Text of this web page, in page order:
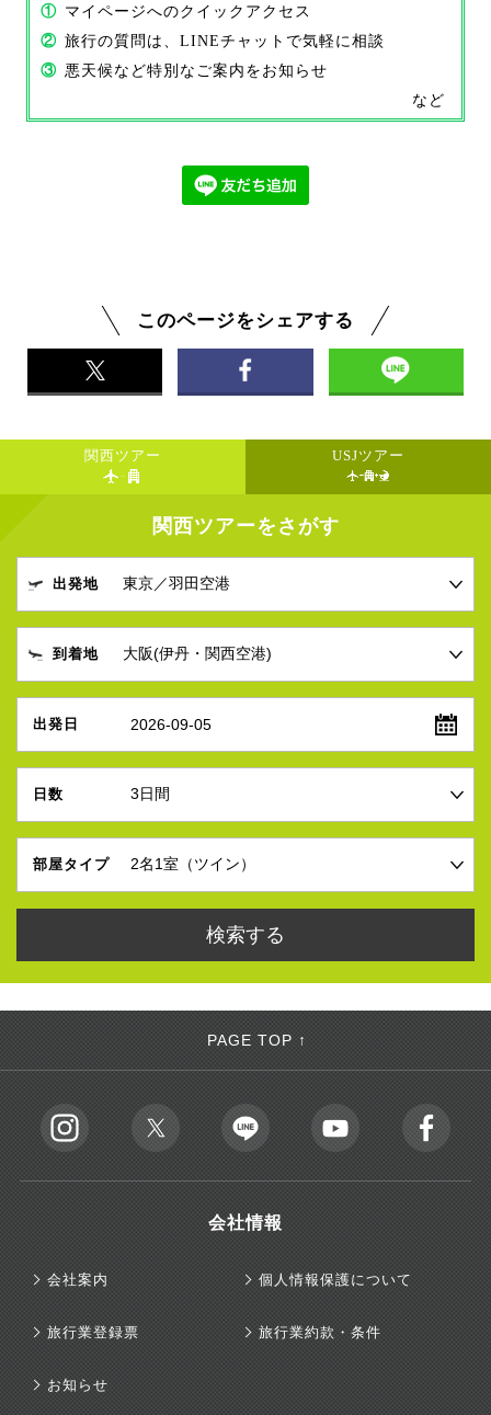
① マイページへのクイックアクセス
② 旅行の質問は、LINEチャットで気軽に相談
③ 悪天候など特別なご案内をお知らせ
など
このページをシェアする
関西ツアー USJツアー
関西ツアーをさがす
出発地
到着地
出発日 2026-09-05
日数
部屋タイプ
PAGE TOP ↑
会社情報
会社案内 個人情報保護について
旅行業登録票 旅行業約款・条件
お知らせ